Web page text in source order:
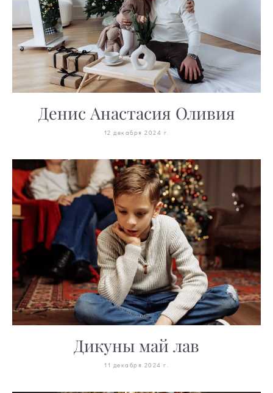
Денис Анастасия Оливия
12 декабря 2024 г.
Дикуны май лав
11 декабря 2024 г.